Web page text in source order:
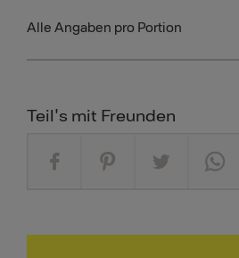
Alle Angaben pro Portion
Teil's mit Freunden